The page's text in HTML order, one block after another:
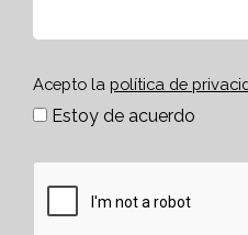
Acepto la política de
Estoy de acuerdo